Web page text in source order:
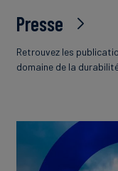
Presse
Retrouvez les
domaine de la